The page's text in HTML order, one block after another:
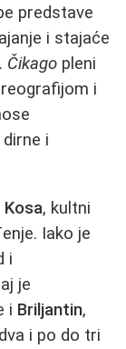
predstave
i stajaće
Čikago pleni
i
i
Kosa, kultni
Iako je
i
je
i Briljantin,
i po do tri